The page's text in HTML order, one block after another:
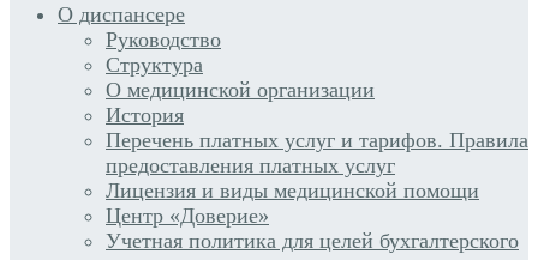
О диспансере
Руководство
Структура
О медицинской организации
История
Перечень платных услуг и тарифов. Правила
предоставления платных услуг
Лицензия и виды медицинской помощи
Центр «Доверие»
Учетная политика для целей бухгалтерского